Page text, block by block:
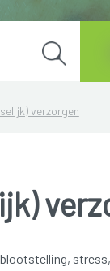
verzorgen
stress,